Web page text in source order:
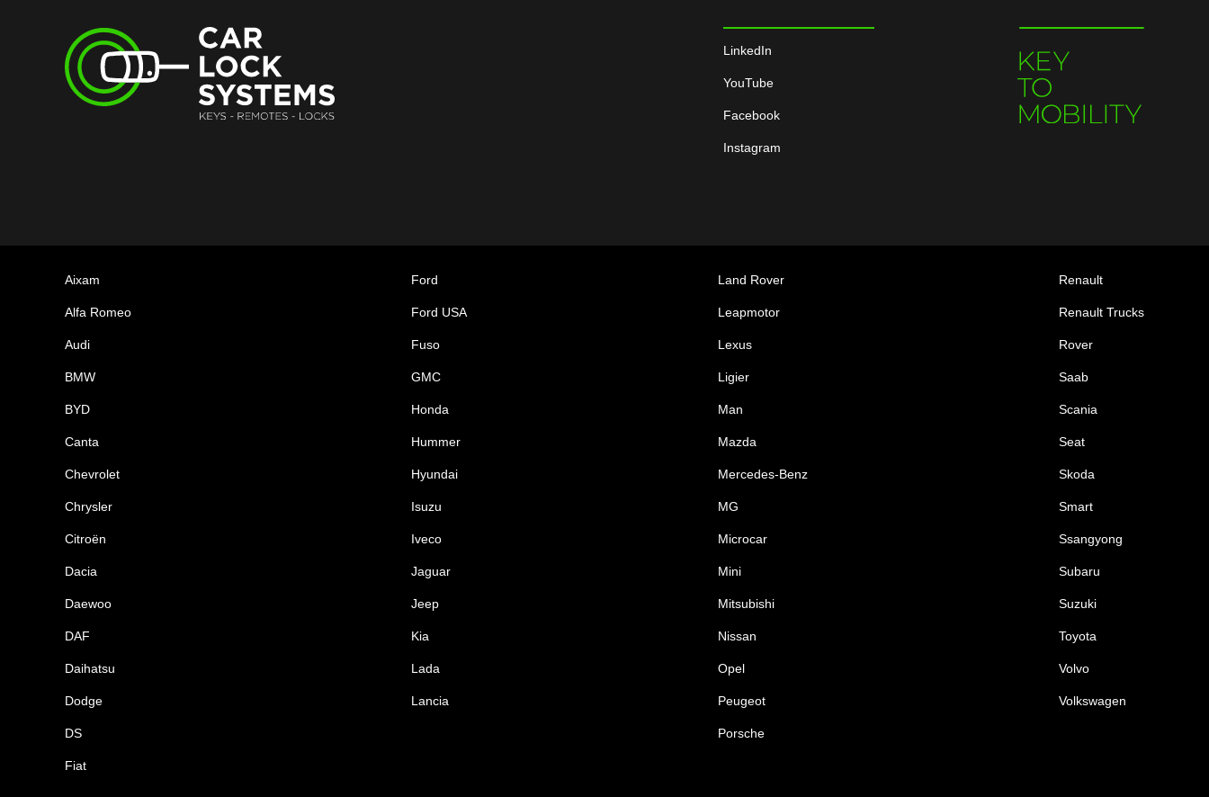
LinkedIn
YouTube
Facebook
Instagram
Aixam
Alfa Romeo
Audi
BMW
BYD
Canta
Chevrolet
Chrysler
Citroën
Dacia
Daewoo
DAF
Daihatsu
Dodge
DS
Fiat
Ford
Ford USA
Fuso
GMC
Honda
Hummer
Hyundai
Isuzu
Iveco
Jaguar
Jeep
Kia
Lada
Lancia
Land Rover
Leapmotor
Lexus
Ligier
Man
Mazda
Mercedes-Benz
MG
Microcar
Mini
Mitsubishi
Nissan
Opel
Peugeot
Porsche
Renault
Renault Trucks
Rover
Saab
Scania
Seat
Skoda
Smart
Ssangyong
Subaru
Suzuki
Toyota
Volvo
Volkswagen